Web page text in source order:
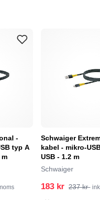
-
typ A
Schwaiger
kabel - mikro-
USB - 1.2 m
Schwaiger
183 kr 237 kr